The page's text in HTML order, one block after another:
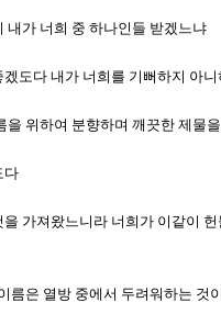
가 너희 중 하나인들 받겠느냐
도다 내가 너희를 기뻐하지 아
위하여 분향하며 깨끗한 제물
다
가져왔느니라 너희가 이같이
은 열방 중에서 두려워하는 것